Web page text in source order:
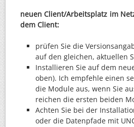
neuen Client/Arbeitsplatz im
dem Client:
prüfen Sie die
auf den gleichen, aktuellen
Installieren Sie auf dem
oben). Ich empfehle einen
die Module aus, wenn Sie
reichen die ersten beiden
Achten Sie bei der
oder die Datenpfade mit